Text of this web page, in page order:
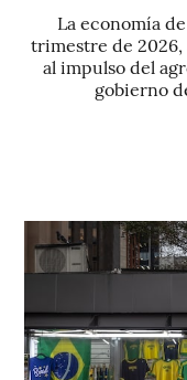
La economía
trimestre de 2026,
al impulso del
gobierno